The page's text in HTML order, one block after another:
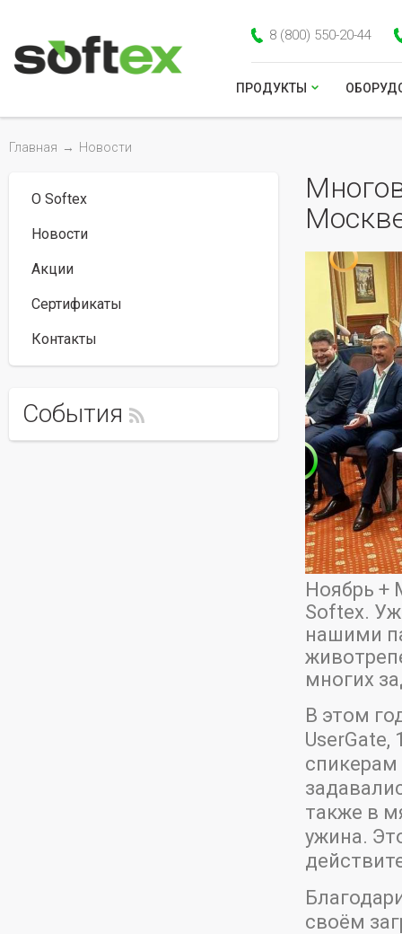
8 (800) 550-20-44
ПРОДУКТЫ
Главная → Новости
О Softex
Новости
Акции
Сертификаты
Контакты
События
Ноябрь +
Softex.
нашими
многих
В этом
также в
ужина.
своём